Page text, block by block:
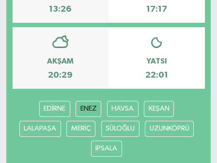
13:26 17:17
AKŞAM
20:29
YATSI
22:01
EDİRNE ENEZ HAVSA KEŞAN
LALAPAŞA MERİÇ SÜLOĞLU UZUNKÖPRÜ
İPSALA